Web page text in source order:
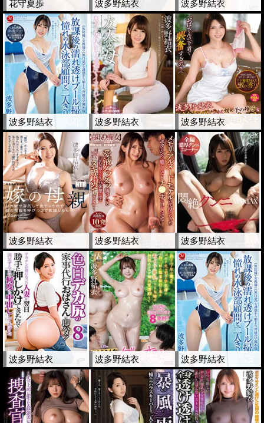
花守夏歩 波多野結衣 波多野結衣
波多野結衣 波多野結衣 波多野結衣
波多野結衣 波多野結衣 波多野結衣
波多野結衣 波多野結衣 波多野結衣